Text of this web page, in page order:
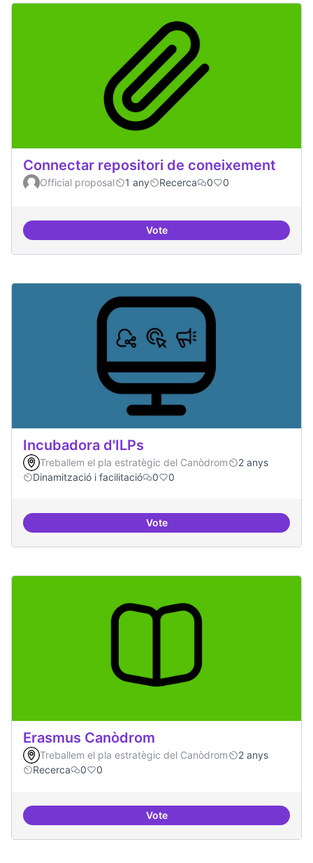
Connectar repositori de coneixement
Official proposal 1 any Recerca 0 0
VoteConnectar repositori de
Incubadora d'ILPs
Treballem el pla estratègic del Canòdrom
2 anys
Dinamització i facilitació
0 0
VoteIncubadora d'ILPs
Erasmus Canòdrom
Treballem el pla estratègic del Canòdrom
2 anys
Recerca
0 0
VoteErasmus Canòdrom